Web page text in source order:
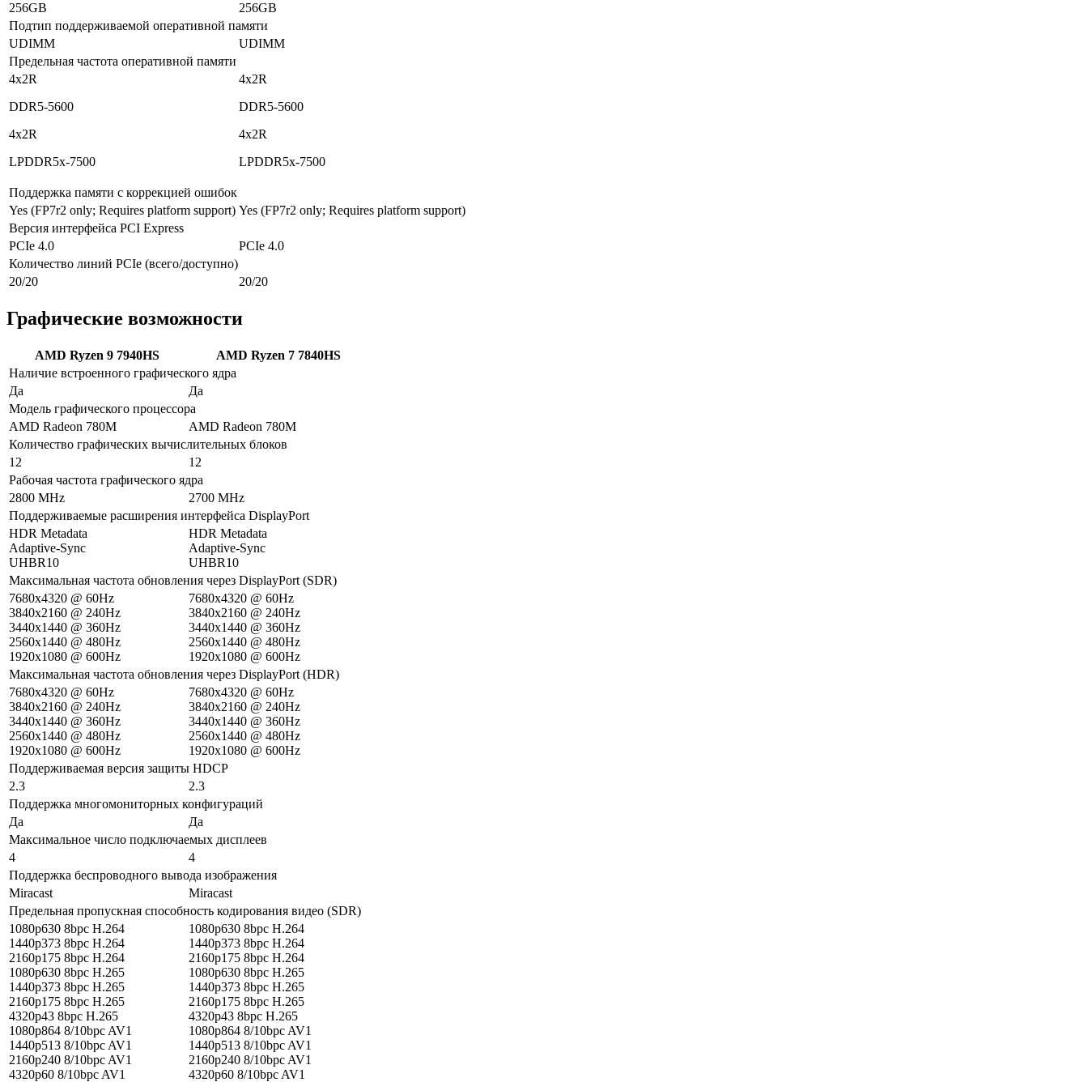
256GB
256GB
Подтип поддерживаемой оперативной памяти
UDIMM
UDIMM
Предельная частота оперативной памяти
4x2R
DDR5-5600
4x2R
LPDDR5x-7500
4x2R
DDR5-5600
4x2R
LPDDR5x-7500
Поддержка памяти с коррекцией ошибок
Yes (FP7r2 only; Requires platform support) Yes (FP7r2 only; Requires platform support)
Версия интерфейса PCI Express
PCIe 4.0
PCIe 4.0
Количество линий PCIe (всего/доступно)
20/20
20/20
Графические возможности
AMD Ryzen 9 7940HS
AMD Ryzen 7 7840HS
Наличие встроенного графического ядра
Да
Да
Модель графического процессора
AMD Radeon 780M
AMD Radeon 780M
Количество графических вычислительных блоков
12
12
Рабочая частота графического ядра
2800 MHz
2700 MHz
Поддерживаемые расширения интерфейса DisplayPort
HDR Metadata
Adaptive-Sync
UHBR10
HDR Metadata
Adaptive-Sync
UHBR10
Максимальная частота обновления через DisplayPort (SDR)
7680x4320 @ 60Hz
3840x2160 @ 240Hz
3440x1440 @ 360Hz
2560x1440 @ 480Hz
1920x1080 @ 600Hz
7680x4320 @ 60Hz
3840x2160 @ 240Hz
3440x1440 @ 360Hz
2560x1440 @ 480Hz
1920x1080 @ 600Hz
Максимальная частота обновления через DisplayPort (HDR)
7680x4320 @ 60Hz
3840x2160 @ 240Hz
3440x1440 @ 360Hz
2560x1440 @ 480Hz
1920x1080 @ 600Hz
7680x4320 @ 60Hz
3840x2160 @ 240Hz
3440x1440 @ 360Hz
2560x1440 @ 480Hz
1920x1080 @ 600Hz
Поддерживаемая версия защиты HDCP
2.3
2.3
Поддержка многомониторных конфигураций
Да
Да
Максимальное число подключаемых дисплеев
4
4
Поддержка беспроводного вывода изображения
Miracast
Miracast
Предельная пропускная способность кодирования видео (SDR)
1080p630 8bpc H.264
1440p373 8bpc H.264
2160p175 8bpc H.264
1080p630 8bpc H.265
1440p373 8bpc H.265
2160p175 8bpc H.265
4320p43 8bpc H.265
1080p864 8/10bpc AV1
1440p513 8/10bpc AV1
2160p240 8/10bpc AV1
4320p60 8/10bpc AV1
1080p630 8bpc H.264
1440p373 8bpc H.264
2160p175 8bpc H.264
1080p630 8bpc H.265
1440p373 8bpc H.265
2160p175 8bpc H.265
4320p43 8bpc H.265
1080p864 8/10bpc AV1
1440p513 8/10bpc AV1
2160p240 8/10bpc AV1
4320p60 8/10bpc AV1